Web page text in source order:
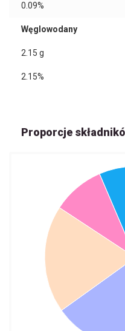
0.09%
Węglowodany
2.15 g
2.15%
Proporcje